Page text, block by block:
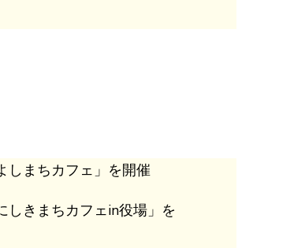
まちカフェ」を開催
きまちカフェin役場」を